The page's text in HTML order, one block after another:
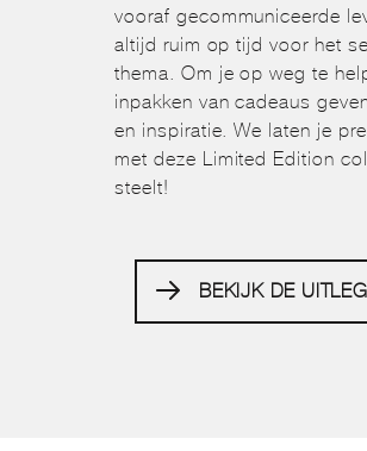
vooraf gecommuniceerde
altijd ruim op tijd voor het
thema. Om je op weg te
inpakken van cadeaus
en inspiratie. We laten je
met deze Limited Edition
steelt!
BEKIJK DE UITLEG